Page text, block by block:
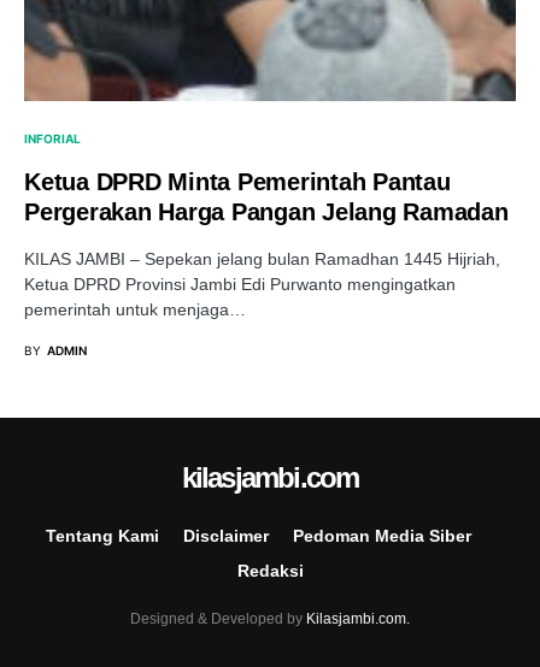
INFORIAL
Ketua DPRD Minta Pemerintah Pantau
Pergerakan Harga Pangan Jelang Ramadan
KILAS JAMBI – Sepekan jelang bulan Ramadhan 1445 Hijriah,
Ketua DPRD Provinsi Jambi Edi Purwanto mengingatkan
pemerintah untuk menjaga…
BY ADMIN
kilasjambi.com
Tentang Kami Disclaimer
Pedoman Media Siber
Redaksi
Designed & Developed by Kilasjambi.com.